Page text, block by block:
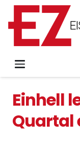
Einhell
Quartal